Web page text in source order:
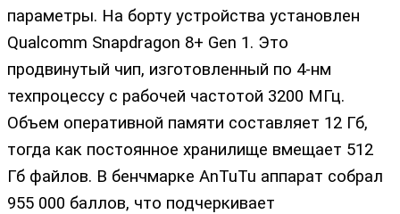
параметры. На борту устройства установлен
Qualcomm Snapdragon 8+ Gen 1. Это
продвинутый чип, изготовленный по 4-нм
техпроцессу с рабочей частотой 3200 МГц.
Объем оперативной памяти составляет 12 Гб,
тогда как постоянное хранилище вмещает 512
Гб файлов. В бенчмарке AnTuTu аппарат собрал
955 000 баллов, что подчеркивает